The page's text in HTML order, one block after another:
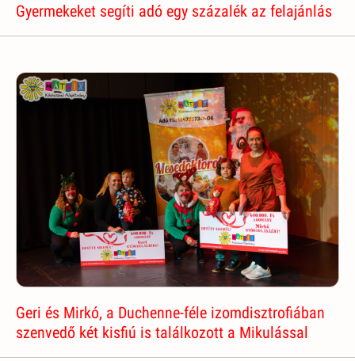
Gyermekeket segíti adó egy százalék az felajánlás
Geri és Mirkó, a Duchenne-féle izomdisztrofiában
szenvedő két kisfiú is találkozott a Mikulással